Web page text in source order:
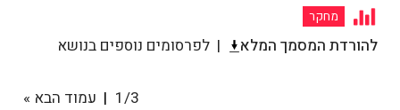
מחקר
להורדת המסמך המלא לפרסומים נוספים בנושא
1/3 עמוד הבא »